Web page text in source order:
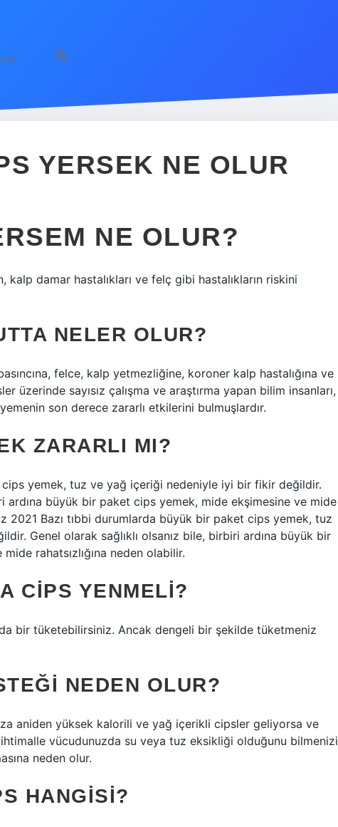
YERSEK NE OLUR
NE OLUR?
damar hastalıkları ve felç gibi hastalıkların riskini
NELER OLUR?
felce, kalp yetmezliğine, koroner kalp hastalığına ve
üzerinde sayısız çalışma ve araştırma yapan bilim insanları,
son derece zararlı etkilerini bulmuşlardır.
ZARARLI MI?
yemek, tuz ve yağ içeriği nedeniyle iyi bir fikir değildir.
ardına büyük bir paket cips yemek, mide ekşimesine ve mide
2021 Bazı tıbbi durumlarda büyük bir paket cips yemek, tuz
Genel olarak sağlıklı olsanız bile, birbiri ardına büyük bir
rahatsızlığına neden olabilir.
CIPS YENMELI?
bir tüketebilirsiniz. Ancak dengeli bir şekilde tüketmeniz
NEDEN OLUR?
aniden yüksek kalorili ve yağ içerikli cipsler geliyorsa ve
vücudunuzda su veya tuz eksikliği olduğunu bilmenizi
neden olur.
HANGISI?